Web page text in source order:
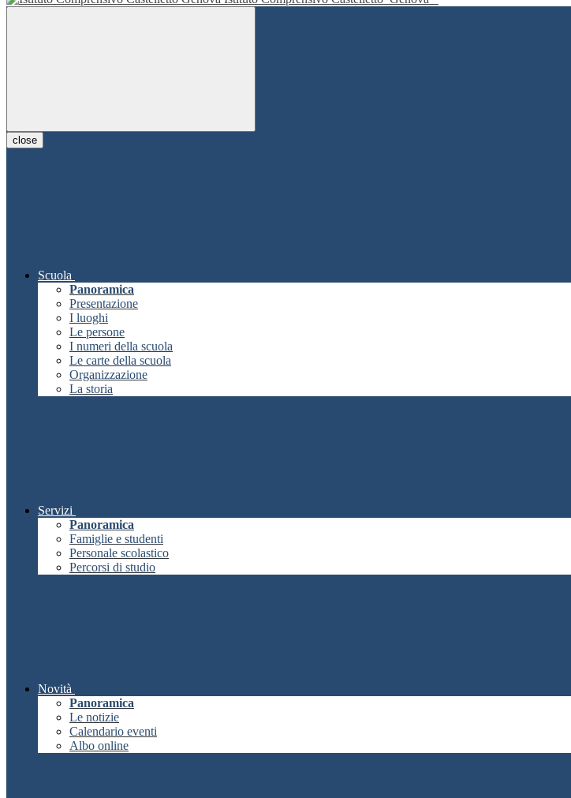
close
Scuola
Panoramica
Presentazione
I luoghi
Le persone
I numeri della scuola
Le carte della scuola
Organizzazione
La storia
Servizi
Panoramica
Famiglie e studenti
Personale scolastico
Percorsi di studio
Novità
Panoramica
Le notizie
Calendario eventi
Albo online